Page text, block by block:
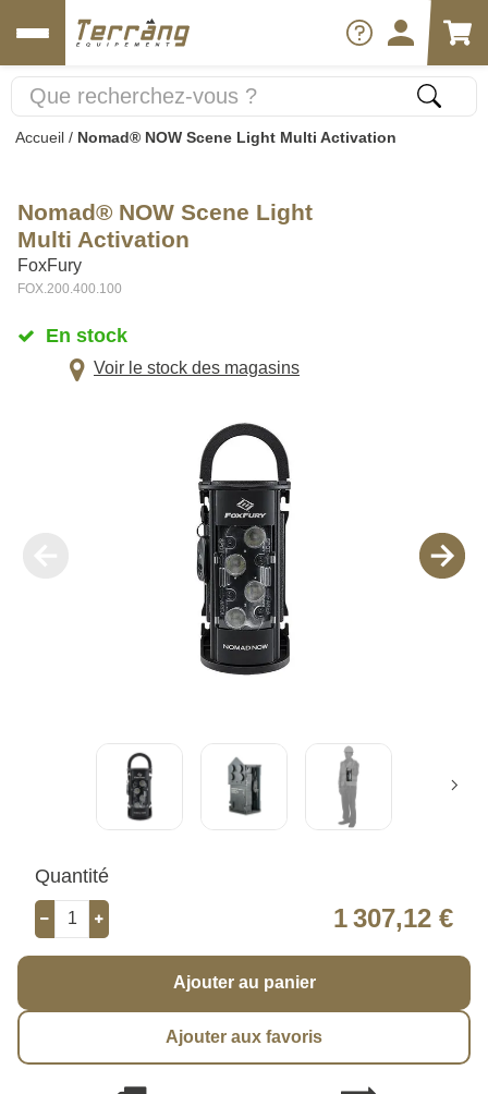
Accueil / Nomad® NOW Scene Light Multi Activation
Nomad® NOW Scene Light
Multi Activation
FoxFury
FOX.200.400.100
En stock
Voir le stock des magasins
Quantité
1 307,12 €
Ajouter au panier
Ajouter aux favoris